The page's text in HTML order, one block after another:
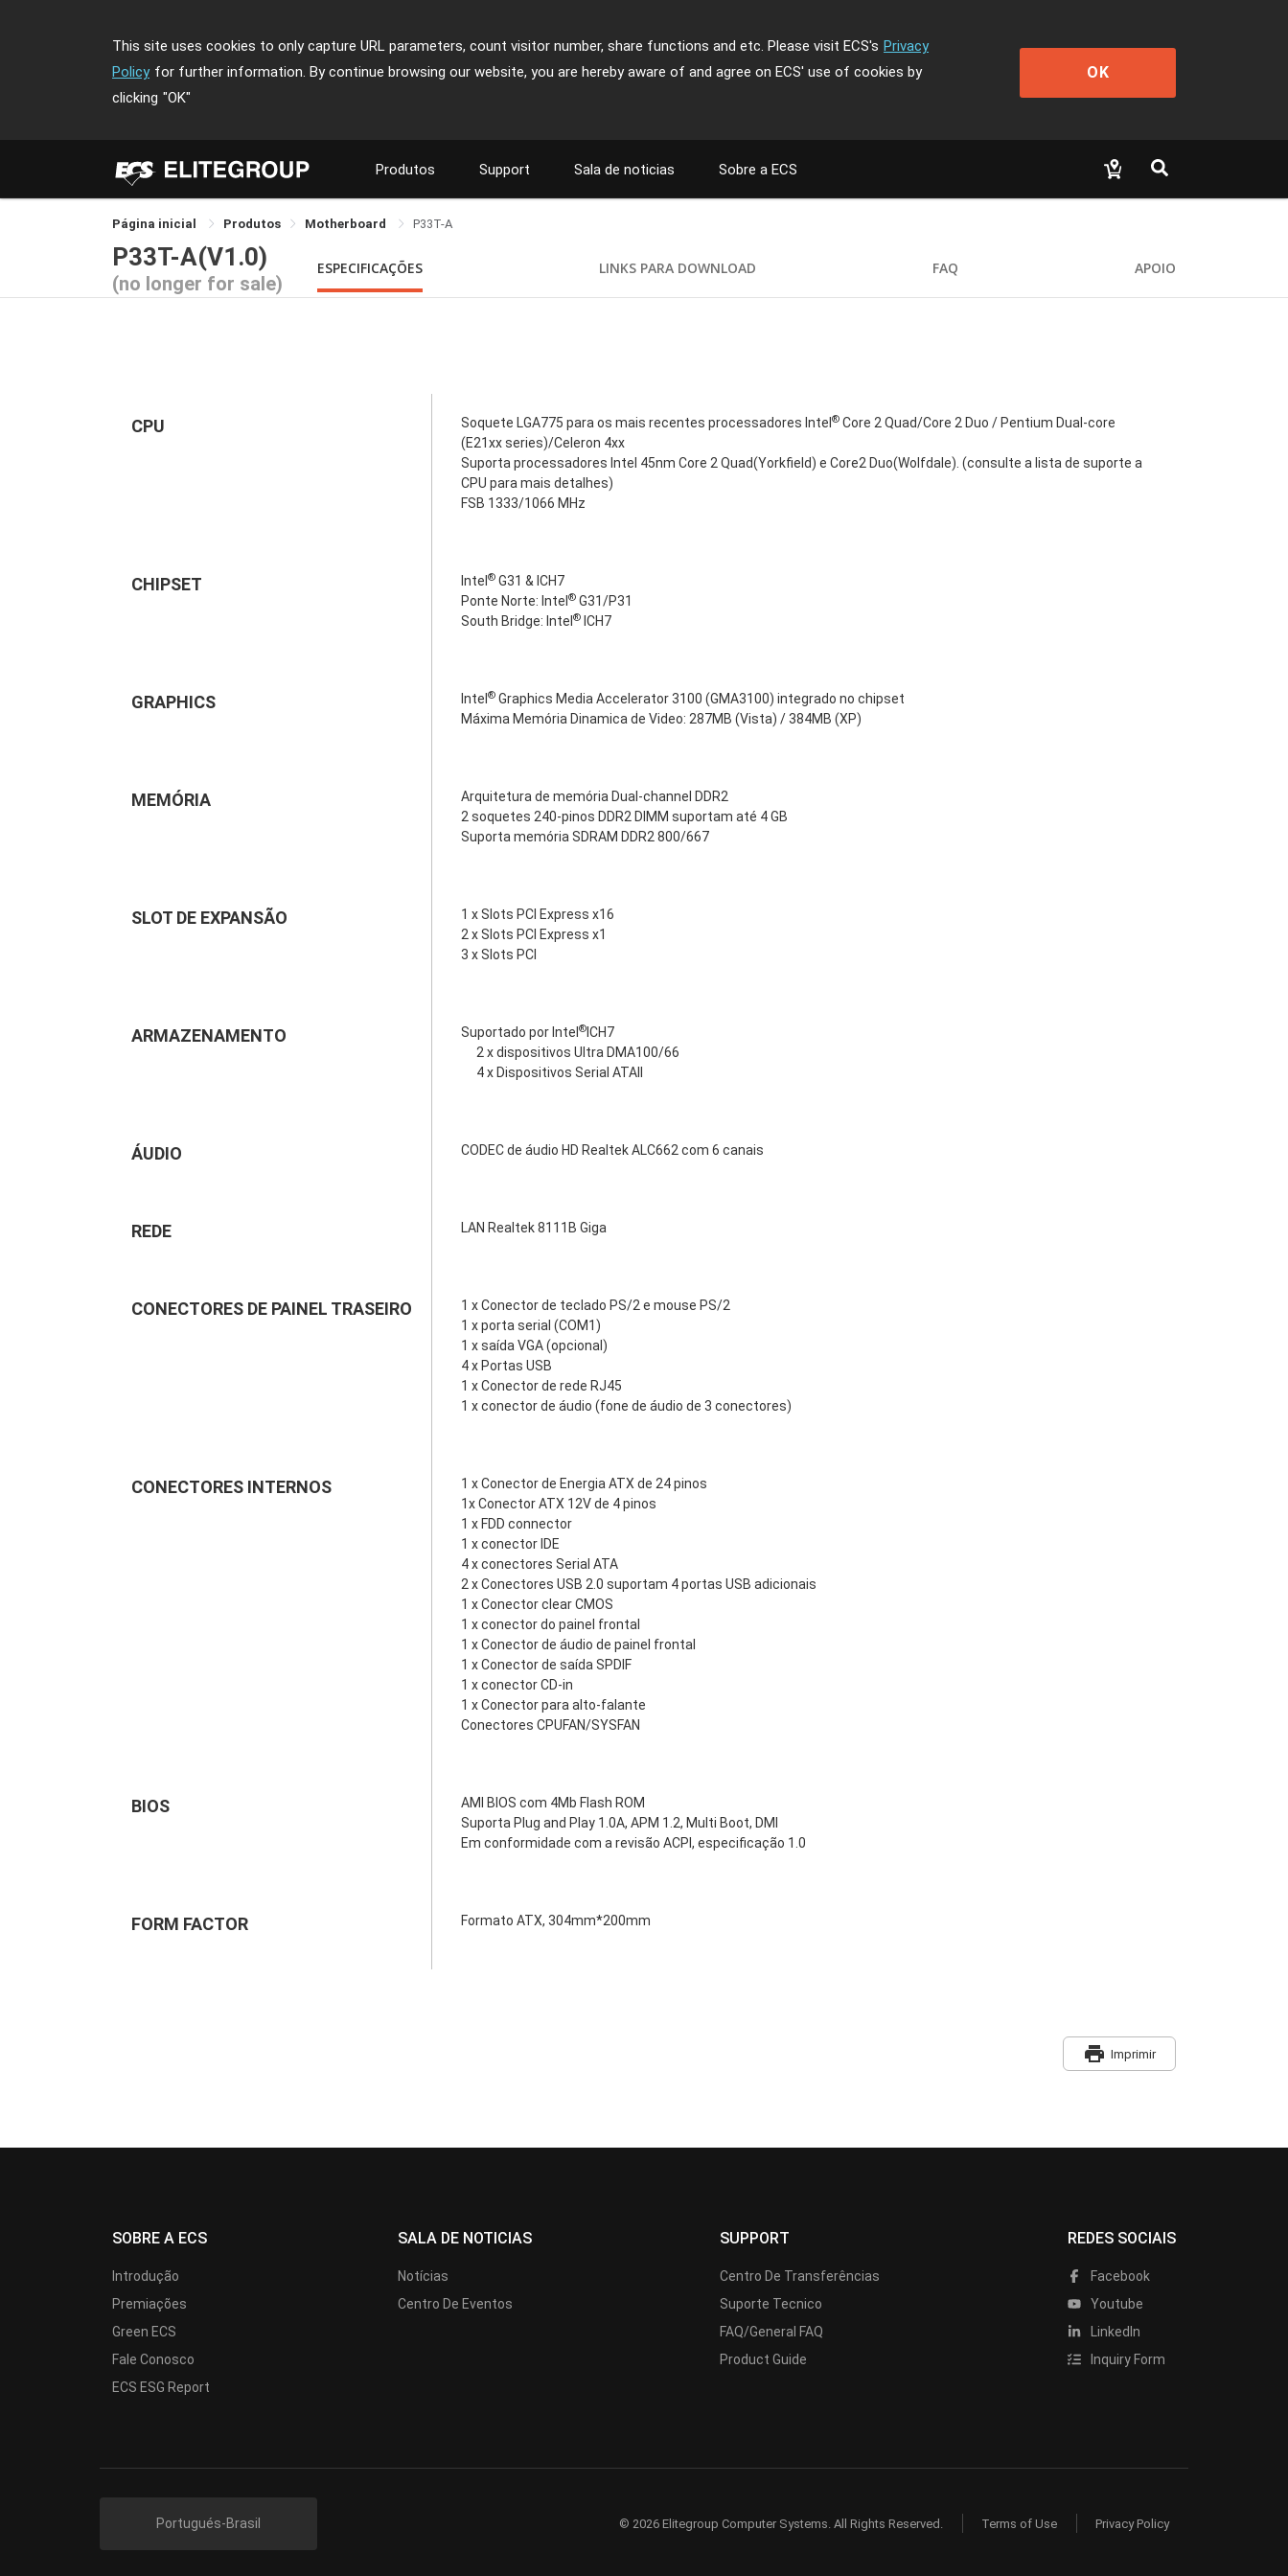
This site uses cookies to only capture URL parameters, count visitor number, share functions and etc. Please visit ECS's Privacy
Policy for further information. By continue browsing our website, you are hereby aware of and agree on ECS' use of cookies by
clicking "OK"
OK
Produtos Support Sala de noticias Sobre a ECS
Página inicial Produtos Motherboard P33T-A
P33T-A(V1.0)
(no longer for sale)
ESPECIFICAÇÕES LINKS PARA DOWNLOAD FAQ APOIO
CPU Soquete LGA775 para os mais recentes processadores Intel ® Core 2 Quad/Core 2 Duo / Pentium Dual-core
(E21xx series)/Celeron 4xx
Suporta processadores Intel 45nm Core 2 Quad(Yorkfield) e Core2 Duo(Wolfdale). (consulte a lista de suporte a
CPU para mais detalhes)
FSB 1333/1066 MHz
CHIPSET Intel ® G31 & ICH7
Ponte Norte: Intel ® G31/P31
South Bridge: Intel ® ICH7
GRAPHICS Intel ® Graphics Media Accelerator 3100 (GMA3100) integrado no chipset
Máxima Memória Dinamica de Video: 287MB (Vista) / 384MB (XP)
MEMÓRIA
Arquitetura de memória Dual-channel DDR2
2 soquetes 240-pinos DDR2 DIMM suportam até 4 GB
Suporta memória SDRAM DDR2 800/667
SLOT DE EXPANSÃO
1 x Slots PCI Express x16
2 x Slots PCI Express x1
3 x Slots PCI
ARMAZENAMENTO Suportado por Intel ® ICH7
2 x dispositivos Ultra DMA100/66
4 x Dispositivos Serial ATAII
ÁUDIO CODEC de áudio HD Realtek ALC662 com 6 canais
REDE LAN Realtek 8111B Giga
CONECTORES DE PAINEL TRASEIRO
1 x Conector de teclado PS/2 e mouse PS/2
1 x porta serial (COM1)
1 x saída VGA (opcional)
4 x Portas USB
1 x Conector de rede RJ45
1 x conector de áudio (fone de áudio de 3 conectores)
CONECTORES INTERNOS
1 x Conector de Energia ATX de 24 pinos
1x Conector ATX 12V de 4 pinos
1 x FDD connector
1 x conector IDE
4 x conectores Serial ATA
2 x Conectores USB 2.0 suportam 4 portas USB adicionais
1 x Conector clear CMOS
1 x conector do painel frontal
1 x Conector de áudio de painel frontal
1 x Conector de saída SPDIF
1 x conector CD-in
1 x Conector para alto-falante
Conectores CPUFAN/SYSFAN
BIOS
AMI BIOS com 4Mb Flash ROM
Suporta Plug and Play 1.0A, APM 1.2, Multi Boot, DMI
Em conformidade com a revisão ACPI, especificação 1.0
FORM FACTOR Formato ATX, 304mm*200mm
print Imprimir
SOBRE A ECS
Introdução
Premiações
Green ECS
Fale Conosco
ECS ESG Report
SALA DE NOTICIAS
Notícias
Centro De Eventos
SUPPORT
Centro De Transferências
Suporte Tecnico
FAQ/General FAQ
Product Guide
REDES SOCIAIS
Facebook
Youtube
LinkedIn
Inquiry Form
Portugués-Brasil © 2026 Elitegroup Computer Systems. All Rights Reserved. Terms of Use Privacy Policy